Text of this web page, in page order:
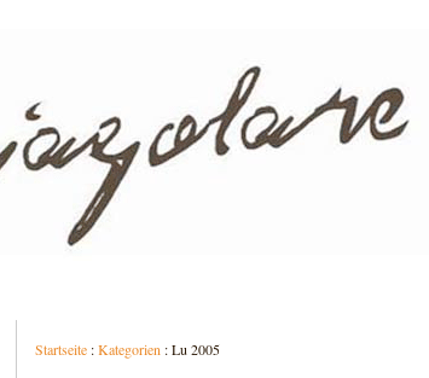
Startseite :Kategorien : Lu 2005